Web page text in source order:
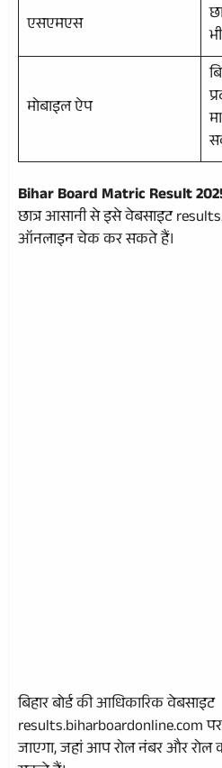
एसएमएस
मोबाइल ऐप
Bihar Board Matric Result
छात्र आसानी से इसे वेबसाइट
ऑनलाइन चेक कर सकते हैं।
बिहार बोर्ड की आधिकारिक वेबसाइट
results.biharboardonline.com
जाएगा, जहां आप रोल नंबर और